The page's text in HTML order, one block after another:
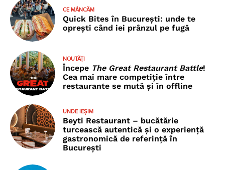
CE MÂNCĂM
Quick Bites în București: unde te
oprești când iei prânzul pe fugă
NOUTĂȚI
Începe The Great Restaurant Battle!
Cea mai mare competiție între
restaurante se mută și în offline
UNDE IEȘIM
Beyti Restaurant – bucătărie
turcească autentică și o experiență
gastronomică de referință în
București